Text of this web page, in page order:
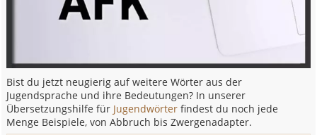
Bist du jetzt neugierig auf weitere Wörter aus der
Jugendsprache und ihre Bedeutungen? In unserer
Übersetzungshilfe für Jugendwörter findest du noch jede
Menge Beispiele, von Abbruch bis Zwergenadapter.